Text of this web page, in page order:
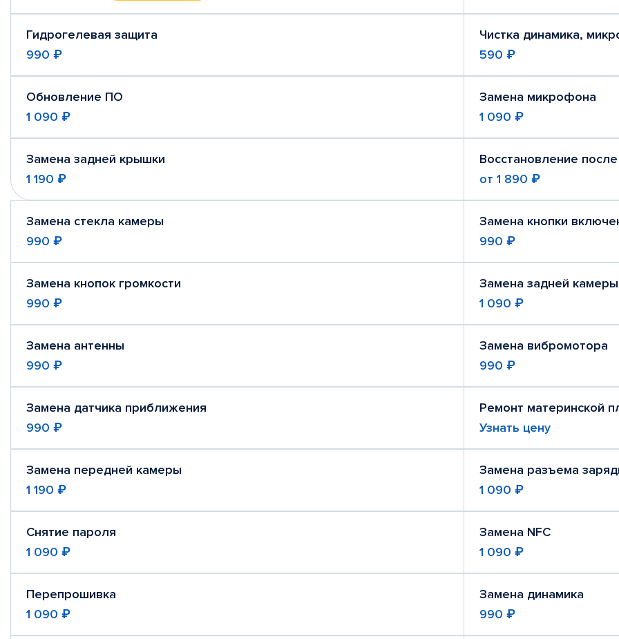
Гидрогелевая защита
990 ₽
Чистка динамика,
590 ₽
Обновление ПО
1 090 ₽
Замена микрофона
1 090 ₽
Замена задней крышки
1 190 ₽
Восстановление
от 1 890 ₽
Замена стекла камеры
990 ₽
Замена кнопки
990 ₽
Замена кнопок громкости
990 ₽
Замена задней камеры
1 090 ₽
Замена антенны
990 ₽
Замена вибромотора
990 ₽
Замена датчика приближения
990 ₽
Ремонт материнской
Узнать цену
Замена передней камеры
1 190 ₽
Замена разъема
1 090 ₽
Снятие пароля
1 090 ₽
Замена NFC
1 090 ₽
Перепрошивка
1 090 ₽
Замена динамика
990 ₽